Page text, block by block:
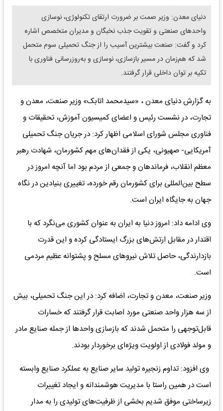
دنیای معدن: وزیر صمت بر ضرورت ارتقای تکنولوژی، نوسازی
واحدهای صنعتی و تقویت جذب نخبگان و مدیران متخصص اشاره
کرد و گفت: صنعت بیشترین آسیب را از جنگ تحمیلی سوم متحمل
شد که هم‌زمان در مسیر بازسازی، نوسازی و به‌روزرسانی فناوری با
تکیه بر توان داخلی قرار گرفتند.
به گزارش دنیای معدن ، «سیدمحمد اتابک» وزیر صنعت، معدن و
تجارت، در نشست رئیس و اعضای کمیسیون آموزش، تحقیقات و
فناوری مجلس شورای اسلامی اظهار کرد: در جریان جنگ تحمیلی
آمریکایی- صهیونی، یکی از فقدان‌های مهم کشورمان، شهادت رهبر
معظم انقلاب، فرماندهان و جمعی از مردم بود اما آنچه امروز در
سطح بین‌المللی برای کشورمان رقم خورده، تغییری بنیادین در نگاه
جهان به جایگاه ایران است.
وی ادامه داد: امروز دنیا به ایران به عنوان کشوری می‌نگرد که با
اقتدار در مقابل ارتش‌های بزرگ ایستادگی کرده و این قدرت
بازدارندگی، حاصل تلاش نیروهای مسلح و پشتوانه عظیم مردمی
است.
وزیر صنعت، معدن و تجارت، اضافه کرد: در این جنگ تحمیلی، بیش
از سه هزار واحد صنعتی مورد اصابت قرار گرفتند که خسارات
قابل‌توجهی را متحمل شدند که بازسازی واحدها از جمله صنایع مادر
و مولد فولادی از اولویت ویژه‌ای برخوردار بودند.
وی افزود: تداوم زنجیره تولید سایر صنایع به عملکرد صنایع وابسته
است در همین راستا با مدیریت هوشمندانه و ایجاد تغییرات
زیرساختی موفق شدیم بخشی از ظرفیت‌های تولیدی را به مدار